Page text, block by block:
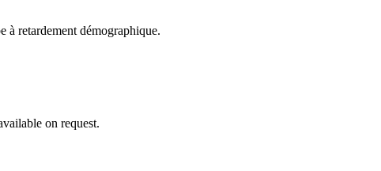
à retardement démographique.